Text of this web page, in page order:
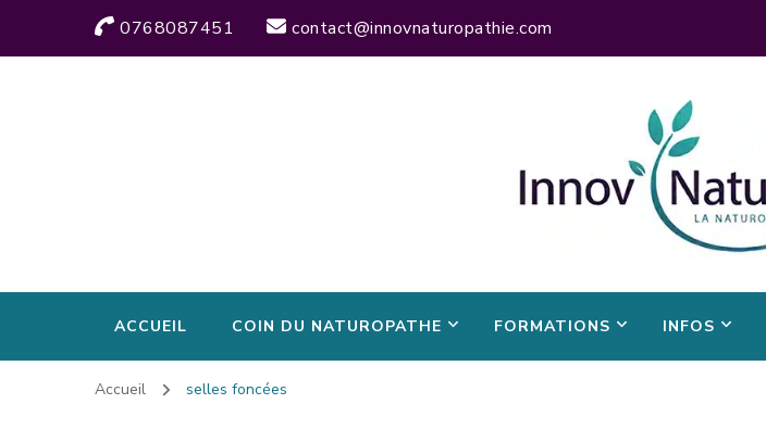
0768087451 contact@innovnaturopathie.com
ACCUEIL COIN DU NATUROPATHE FORMATIONS INFOS
Accueil selles foncées